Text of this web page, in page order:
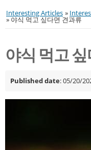
Interesting Articles »
»야식 먹고 싶다면 견과류
야식 먹고
Published date: 05/20/